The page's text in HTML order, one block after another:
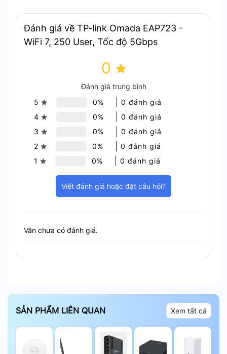
Các tính năng nổi bật TP-Link EAP723
TP-Link EAP723 Wifi7 đạt tốc độ lên đến 5Gbps
Hiệu Suất Tuyệt Vời
Thiết bị cung cấp tốc độ lên tới 4324 Mbps trên
băng tần 5 GHz và 688 Mbps trên băng tần 2.4
GHz. Giúp cải thiện trải nghiệm người dùng trong
việc truy cập internet.
Đánh giá về TP-link Omada EAP723 -
WiFi 7, 250 User, Tốc độ 5Gbps
0
Đánh giá trung bình
5
0%
0 đánh giá
4
0%
0 đánh giá
3
0%
0 đánh giá
2
0%
0 đánh giá
1
0% 0 đánh giá
Viết đánh giá hoặc đặt câu hỏi?
Vẫn chưa có đánh giá.
SẢN PHẨM LIÊN QUAN Xem tất cả